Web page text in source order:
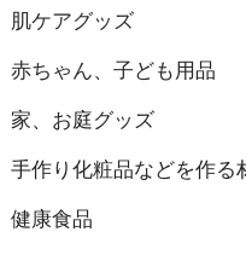
肌ケアグッズ
赤ちゃん、子ども用品
家、お庭グッズ
手作り化粧品などを作る
健康食品